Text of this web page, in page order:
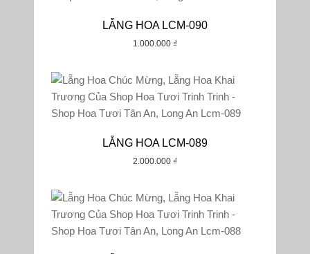
LẴNG HOA LCM-090
1.000.000 ₫
LẴNG HOA LCM-089
2.000.000 ₫